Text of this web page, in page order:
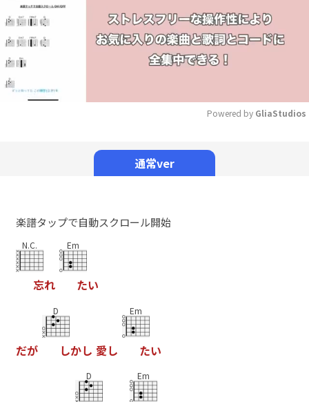
Powered by GliaStudios
通常ver
楽譜タップで自動スクロール開始
N.C.
忘れ
Em
たい
だが
D
しかし 愛し
Em
たい
D Em